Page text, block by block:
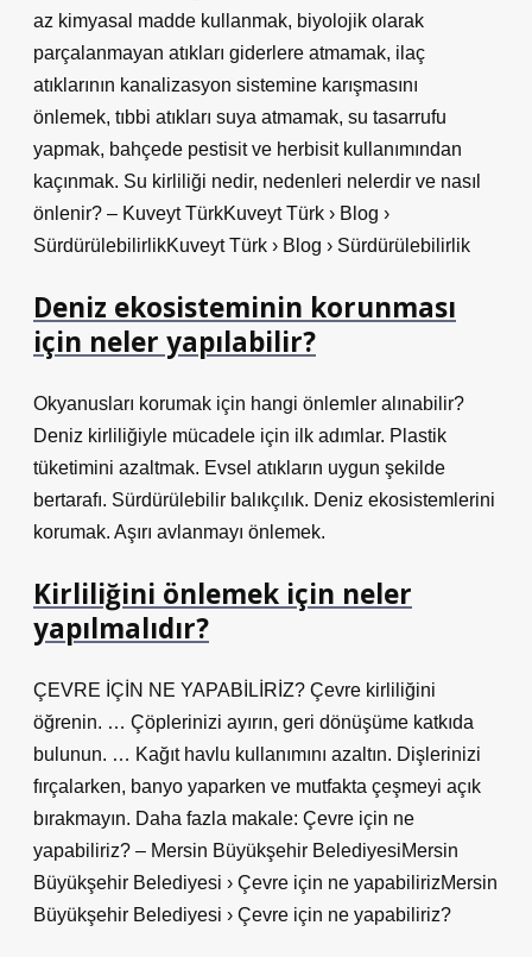
az kimyasal madde kullanmak, biyolojik olarak
parçalanmayan atıkları giderlere atmamak, ilaç
atıklarının kanalizasyon sistemine karışmasını
önlemek, tıbbi atıkları suya atmamak, su tasarrufu
yapmak, bahçede pestisit ve herbisit kullanımından
kaçınmak. Su kirliliği nedir, nedenleri nelerdir ve nasıl
önlenir? – Kuveyt TürkKuveyt Türk › Blog ›
SürdürülebilirlikKuveyt Türk › Blog › Sürdürülebilirlik
Deniz ekosisteminin korunması
için neler yapılabilir?
Okyanusları korumak için hangi önlemler alınabilir?
Deniz kirliliğiyle mücadele için ilk adımlar. Plastik
tüketimini azaltmak. Evsel atıkların uygun şekilde
bertarafı. Sürdürülebilir balıkçılık. Deniz ekosistemlerini
korumak. Aşırı avlanmayı önlemek.
Kirliliğini önlemek için neler
yapılmalıdır?
ÇEVRE İÇİN NE YAPABİLİRİZ? Çevre kirliliğini
öğrenin. … Çöplerinizi ayırın, geri dönüşüme katkıda
bulunun. … Kağıt havlu kullanımını azaltın. Dişlerinizi
fırçalarken, banyo yaparken ve mutfakta çeşmeyi açık
bırakmayın. Daha fazla makale: Çevre için ne
yapabiliriz? – Mersin Büyükşehir BelediyesiMersin
Büyükşehir Belediyesi › Çevre için ne yapabilirizMersin
Büyükşehir Belediyesi › Çevre için ne yapabiliriz?